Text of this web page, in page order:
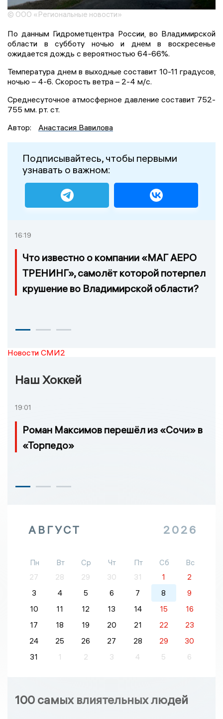
© ООО «Региональные новости»
По данным Гидрометцентра России, во Владимирской
области в субботу ночью и днем в воскресенье
ожидается дождь с вероятностью 64-66%.
Температура днем в выходные составит 10-11 градусов,
ночью – 4-6. Скорость ветра – 2-4 м/с.
Среднесуточное атмосферное давление составит 752-
755 мм. рт. ст.
Автор:
Анастасия Вавилова
Подписывайтесь, чтобы первыми
узнавать о важном:
16:19
Что известно о компании «МАГ АЕРО
ТРЕНИНГ», самолёт которой потерпел
крушение во Владимирской области?
Новости СМИ2
Наш Хоккей
19:01
Роман Максимов перешёл из «Сочи» в
«Торпедо»
АВГУСТ 2026
Пн Вт Ср Чт Пт Сб
Вс
27
28 29 30 31 1
2
3
4 5 6 7 8
9
10
11 12 13 14 15
16
17
18 19 20 21 22
23
24
25 26 27 28 29
30
31
1 2 3 4 5 6
100 самых влиятельных людей